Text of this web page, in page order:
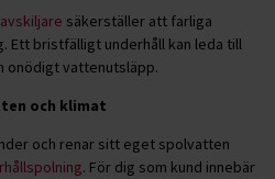
säkerställer att farliga
Ett bristfälligt underhåll kan leda till
onödigt vattenutsläpp.
och klimat
och renar sitt eget spolvatten
. För dig som kund innebär